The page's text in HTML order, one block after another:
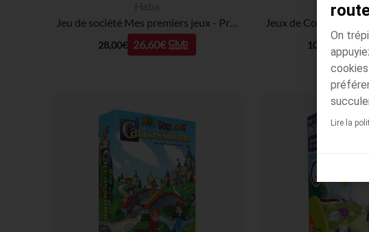
On
Lire la
Axeptio
Notre
Jeu de société Mes premiers jeux - Premier verger
28,00€ 26,60€ 10,90€